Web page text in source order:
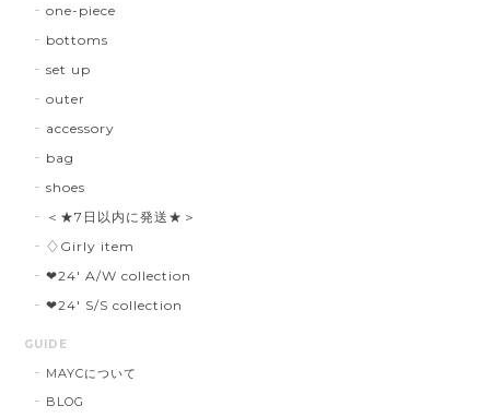
one-piece
bottoms
set up
outer
accessory
bag
shoes
＜★7日以内に発送★＞
♢Girly item
❤︎24' A/W collection
❤︎24' S/S collection
GUIDE
MAYCについて
BLOG